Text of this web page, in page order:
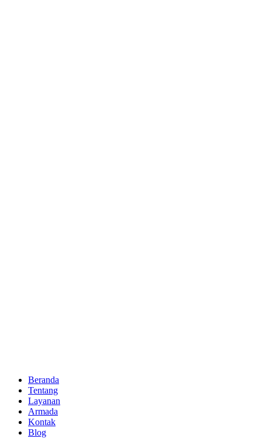
Beranda
Tentang
Layanan
Armada
Kontak
Blog